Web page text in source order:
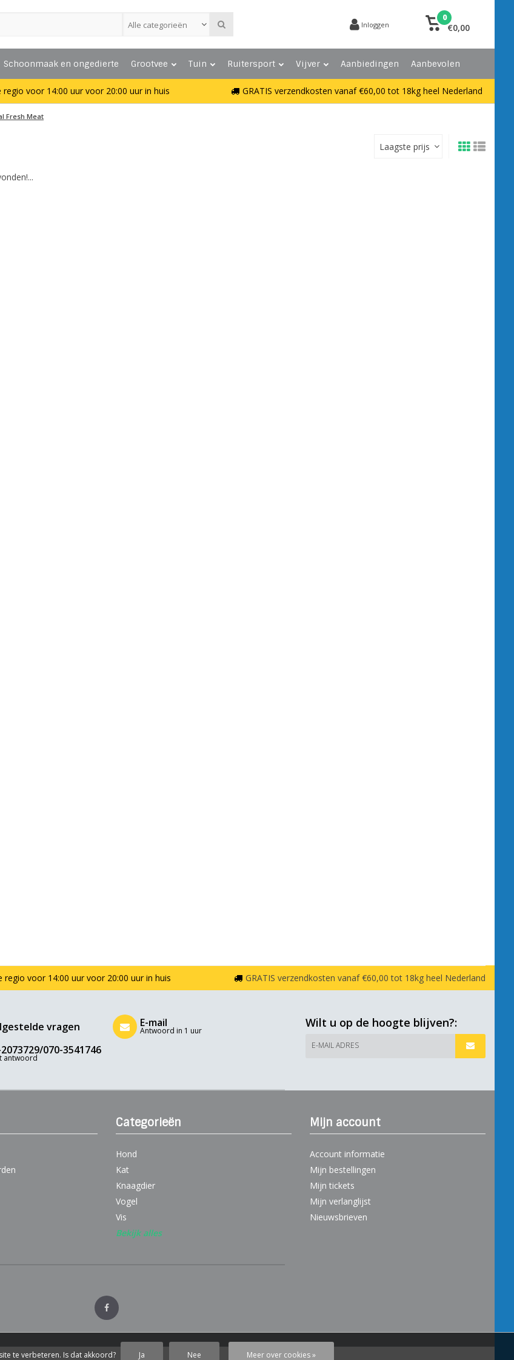
Alle categorieën Inloggen
0
€0,00
Schoonmaak en ongedierte Grootvee Tuin Ruitersport Vijver Aanbiedingen Aanbevolen
regio voor 14:00 uur voor 20:00 uur in huis GRATIS verzendkosten vanaf €60,00 tot 18kg heel Nederland
Fresh Meat
Laagste prijs
regio voor 14:00 uur voor 20:00 uur in huis GRATIS verzendkosten vanaf €60,00 tot 18kg heel Nederland
vragen
070-3541746
antwoord
E-mail
Antwoord in 1 uur
Wilt u op de hoogte blijven?:
E-MAIL ADRES
Categorieën
Hond
Kat
Knaagdier
Vogel
Vis
Bekijk alles
Mijn account
Account informatie
Mijn bestellingen
Mijn tickets
Mijn verlanglijst
Nieuwsbrieven
te verbeteren. Is dat akkoord? Ja Nee Meer over cookies »